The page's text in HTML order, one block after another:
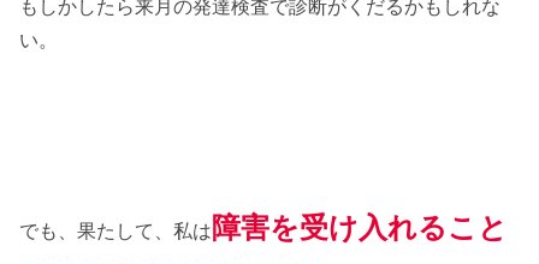
もしかしたら来月の発達検査で診断がくだるかもしれな
い。
でも、果たして、私は 障害を受け入れること